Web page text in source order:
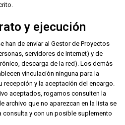
y ejecución
han de enviar al Gestor de Proyectos
servidores de Internet) y de
descarga de la red). Los demás
vinculación ninguna para la
recepción y la aceptación del encargo.
aceptados, rogamos consulten la
archivo que no aparezcan en la lista se
consulta y con un posible suplemento